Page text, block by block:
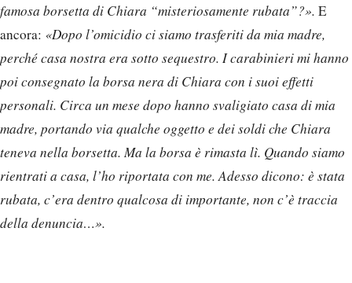
famosa borsetta di Chiara “misteriosamente rubata”?». E
ancora: «Dopo l’omicidio ci siamo trasferiti da mia madre,
perché casa nostra era sotto sequestro. I carabinieri mi hanno
poi consegnato la borsa nera di Chiara con i suoi effetti
personali. Circa un mese dopo hanno svaligiato casa di mia
madre, portando via qualche oggetto e dei soldi che Chiara
teneva nella borsetta. Ma la borsa è rimasta lì. Quando siamo
rientrati a casa, l’ho riportata con me. Adesso dicono: è stata
rubata, c’era dentro qualcosa di importante, non c’è traccia
della denuncia…».